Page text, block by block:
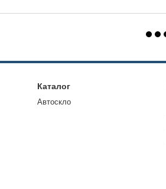
Каталог
Автоскло